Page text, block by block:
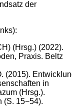
der
(Hrsg.) (2022).
Praxis. Beltz
(2015).
in
(Hrsg.).
(S. 15−54).